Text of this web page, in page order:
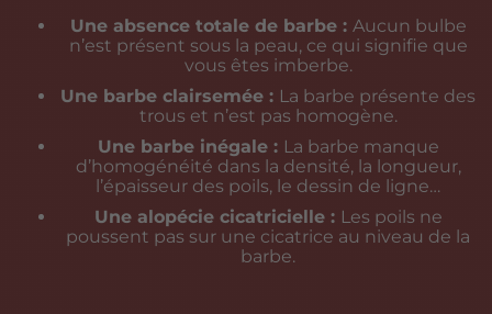
Une absence totale de barbe : Aucun bulbe
n’est présent sous la peau, ce qui signifie que
vous êtes imberbe.
Une barbe clairsemée : La barbe présente des
trous et n’est pas homogène.
Une barbe inégale : La barbe manque
d’homogénéité dans la densité, la longueur,
l’épaisseur des poils, le dessin de ligne…
Une alopécie cicatricielle : Les poils ne
poussent pas sur une cicatrice au niveau de la
barbe.